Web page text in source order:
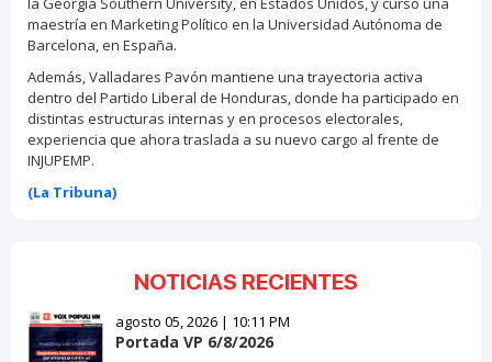
maestría en Marketing Político en la Universidad Autónoma de
Barcelona, en España.
Además, Valladares Pavón mantiene una trayectoria activa
dentro del Partido Liberal de Honduras, donde ha participado en
distintas estructuras internas y en procesos electorales,
experiencia que ahora traslada a su nuevo cargo al frente de
INJUPEMP.
(La Tribuna)
NOTICIAS RECIENTES
agosto 05, 2026 | 10:11 PM
Portada VP 6/8/2026